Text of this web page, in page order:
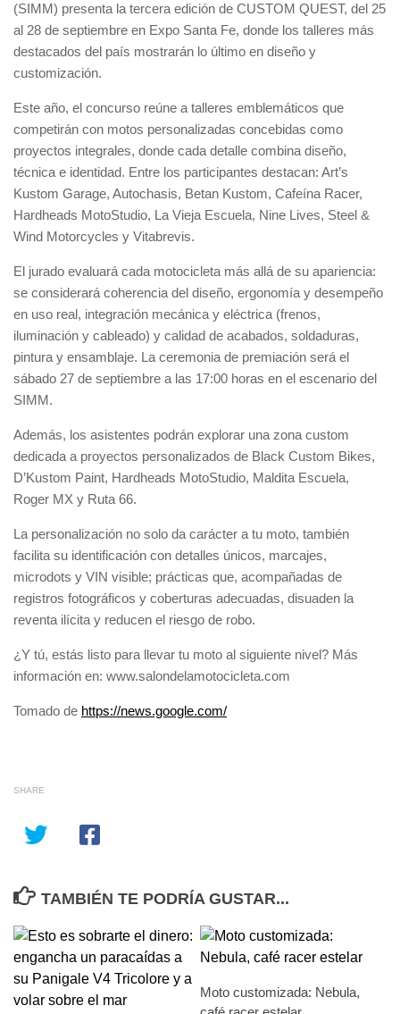
(SIMM) presenta la tercera edición de CUSTOM QUEST, del 25
al 28 de septiembre en Expo Santa Fe, donde los talleres más
destacados del país mostrarán lo último en diseño y
customización.
Este año, el concurso reúne a talleres emblemáticos que
competirán con motos personalizadas concebidas como
proyectos integrales, donde cada detalle combina diseño,
técnica e identidad. Entre los participantes destacan: Art’s
Kustom Garage, Autochasis, Betan Kustom, Cafeína Racer,
Hardheads MotoStudio, La Vieja Escuela, Nine Lives, Steel &
Wind Motorcycles y Vitabrevis.
El jurado evaluará cada motocicleta más allá de su apariencia:
se considerará coherencia del diseño, ergonomía y desempeño
en uso real, integración mecánica y eléctrica (frenos,
iluminación y cableado) y calidad de acabados, soldaduras,
pintura y ensamblaje. La ceremonia de premiación será el
sábado 27 de septiembre a las 17:00 horas en el escenario del
SIMM.
Además, los asistentes podrán explorar una zona custom
dedicada a proyectos personalizados de Black Custom Bikes,
D’Kustom Paint, Hardheads MotoStudio, Maldita Escuela,
Roger MX y Ruta 66.
La personalización no solo da carácter a tu moto, también
facilita su identificación con detalles únicos, marcajes,
microdots y VIN visible; prácticas que, acompañadas de
registros fotográficos y coberturas adecuadas, disuaden la
reventa ilícita y reducen el riesgo de robo.
¿Y tú, estás listo para llevar tu moto al siguiente nivel? Más
información en: www.salondelamotocicleta.com
Continue
Tomado de https://news.google.com/
SHARE
TAMBIÉN TE PODRÍA GUSTAR...
Moto customizada: Nebula,